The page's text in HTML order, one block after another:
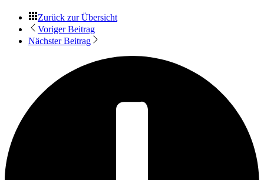
Zurück zur Übersicht
Voriger Beitrag
Nächster Beitrag